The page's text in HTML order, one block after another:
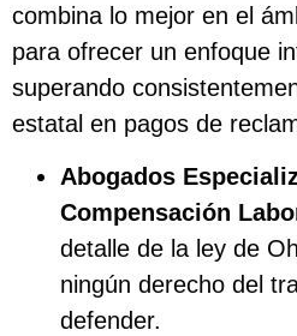
combina lo mejor en el
para ofrecer un enfoque
superando
estatal en pagos de
Abogados
Compensación
detalle de la ley de
ningún derecho del
defender.